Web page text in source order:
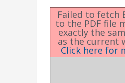
Failed to fetch
to the PDF file
exactly the
as the current
Click here for